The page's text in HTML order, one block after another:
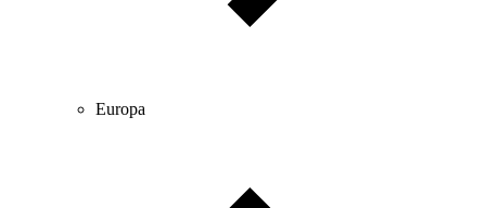
Europa